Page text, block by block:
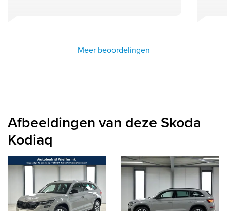
Meer beoordelingen
Afbeeldingen van deze Skoda
Kodiaq